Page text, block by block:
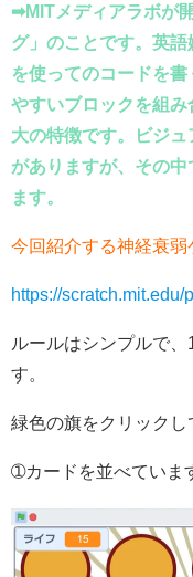
➡MITメディアラボが
グ」のことです。英
を使ってのコードを
やすいブロックを組
大の特徴です。ビジ
がありますが、その
ます。
今回紹介する神経衰
https://
ルールはシンプルで
す。
緑色の旗をクリックし
➀カードを並べていま